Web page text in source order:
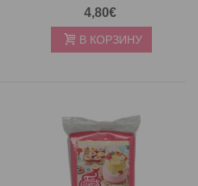
4,80€
В КОРЗИНУ